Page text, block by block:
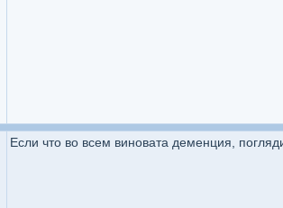
Если что во всем виновата деменция,